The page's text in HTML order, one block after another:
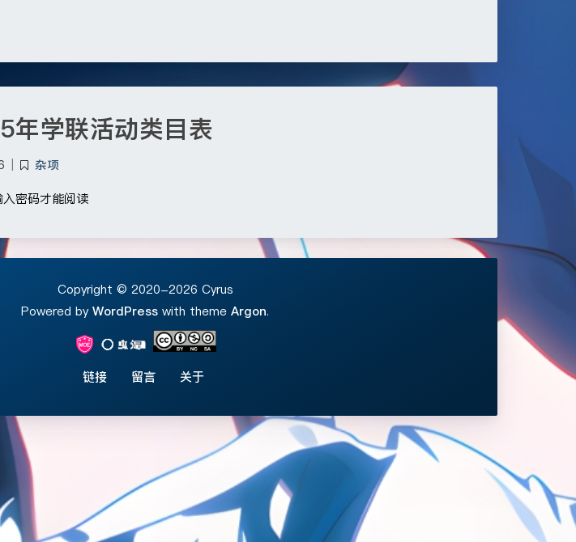
学联活动类目表
杂项
密码才能阅读
Copyright © 2020-2026 Cyrus
Powered byWordPress with theme Argon.
链接 留言 关于